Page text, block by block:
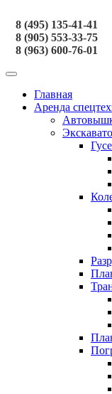
8 (495) 135-41-41
8 (905) 553-33-75
8 (963) 600-76-01
Главная
Аренда